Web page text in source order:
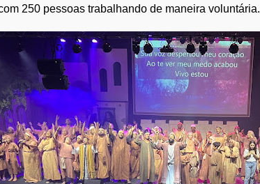
250 pessoas trabalhando de maneira voluntária.